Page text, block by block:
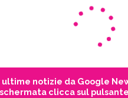
notizie da Google
clicca sul